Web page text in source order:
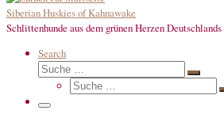
Siberian Huskies of Kahnawake
Schlittenhunde aus dem grünen Herzen Deutschlands
Search
Suche
Suche
Suche
Menü